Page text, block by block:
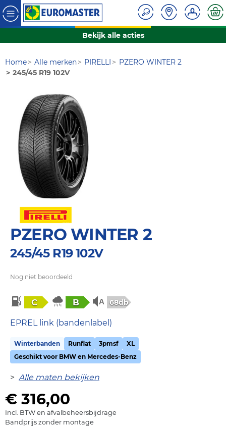
Bekijk alle acties
Home Alle merken PIRELLI
PZERO WINTER 2
245/45 R19 102V
PZERO WINTER 2
245/45 R19 102V
Nog niet beoordeeld
C B 68db
EPREL link (bandenlabel)
Winterbanden Runflat 3pmsf
XL
Geschikt voor BMW en Mercedes-Benz
> Alle maten bekijken
€ 316,00
Incl. BTW en afvalbeheersbijdrage
Bandprijs zonder montage